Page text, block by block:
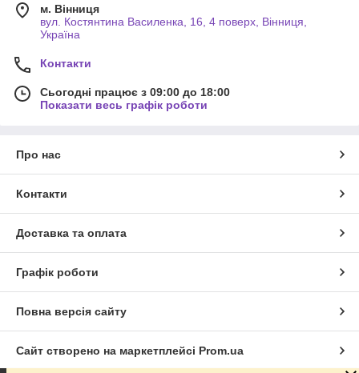
м. Вінниця
вул. Костянтина Василенка, 16, 4 поверх, Вінниця,
Україна
Контакти
Сьогодні працює з 09:00 до 18:00
Показати весь графік роботи
Про нас
Контакти
Доставка та оплата
Графік роботи
Повна версія сайту
Сайт створено на маркетплейсі Prom.ua